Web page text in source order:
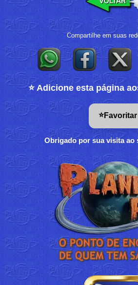
Compartilhe em suas
⭐ Adicione esta página
⭐Favoritar
Obrigado por sua visita ao